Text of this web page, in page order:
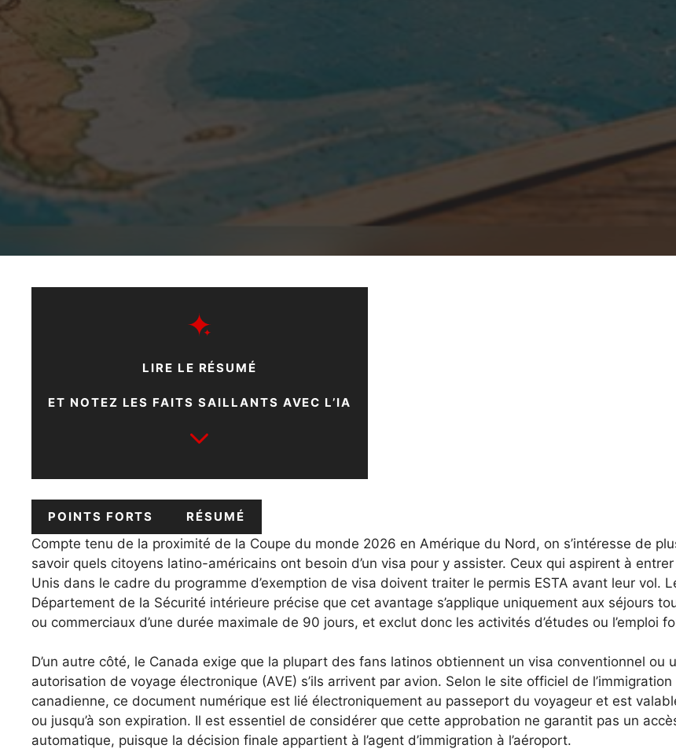
LIRE LE RÉSUMÉ
ET NOTEZ LES FAITS SAILLANTS AVEC L’IA
POINTS FORTS RÉSUMÉ
Compte tenu de la proximité de la Coupe du monde 2026 en Amérique du Nord, on s’intéresse de
savoir quels citoyens latino-américains ont besoin d’un visa pour y assister. Ceux qui aspirent à
Unis dans le cadre du programme d’exemption de visa doivent traiter le permis ESTA avant leur vol.
Département de la Sécurité intérieure précise que cet avantage s’applique uniquement aux séjours
ou commerciaux d’une durée maximale de 90 jours, et exclut donc les activités d’études ou l’emploi
D’un autre côté, le Canada exige que la plupart des fans latinos obtiennent un visa conventionnel ou
autorisation de voyage électronique (AVE) s’ils arrivent par avion. Selon le site officiel de l’immigration
canadienne, ce document numérique est lié électroniquement au passeport du voyageur et est
ou jusqu’à son expiration. Il est essentiel de considérer que cette approbation ne garantit pas un
automatique, puisque la décision finale appartient à l’agent d’immigration à l’aéroport.